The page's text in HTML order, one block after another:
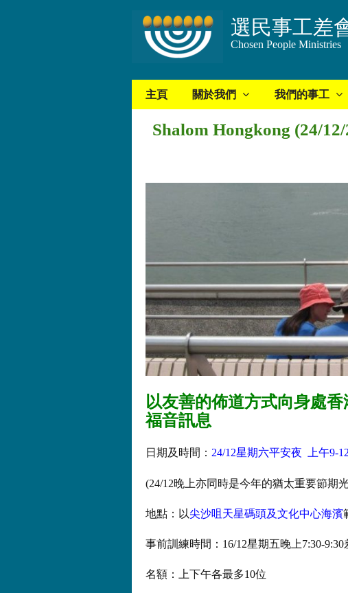
選民事工差
Chosen People Ministries
主頁 關於我們 我們的事工
Shalom Hongkong (24/
以友善的佈道方式向身處
福音訊息
日期及時間： 24/12星期六平安夜 上午9-
(24/12晚上亦同時是今年的猶太重要節期
地點：以尖沙咀天星碼頭及文化中心海濱
事前訓練時間：16/12星期五晚上7:30-
名額：上下午各最多10位